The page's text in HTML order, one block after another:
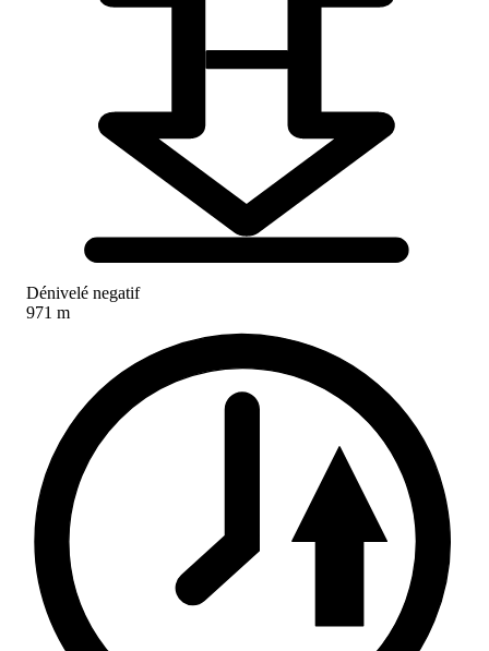
Dénivelé negatif
971 m